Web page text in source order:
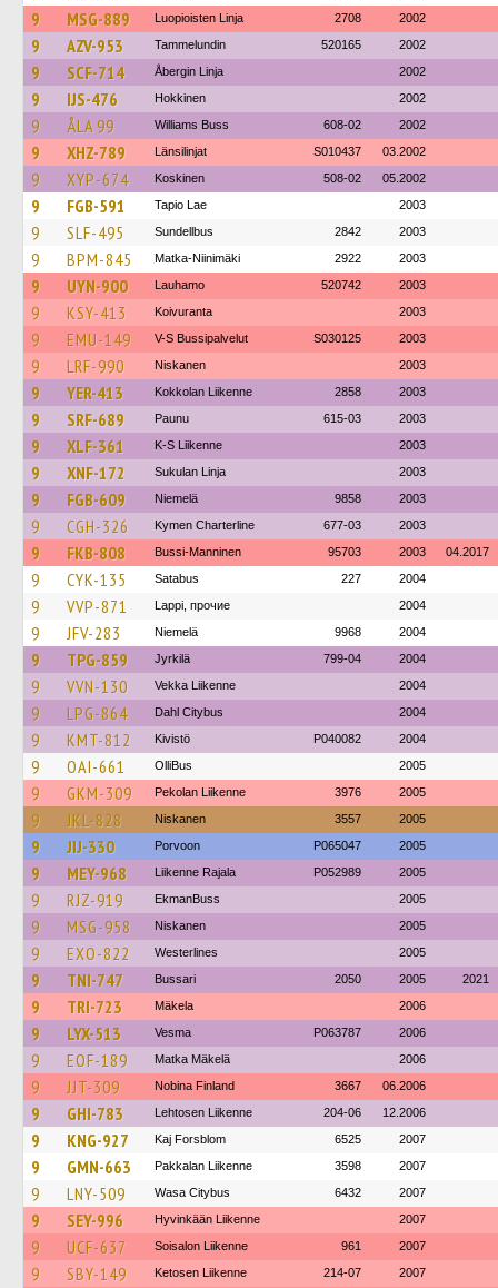
9 MSG-889 Luopioisten Linja 2708 2002
9 AZV-953 Tammelundin 520165 2002
9 SCF-714 Åbergin Linja 2002
9 IJS-476 Hokkinen 2002
9 ÅLA 99 Williams Buss 608-02 2002
9 XHZ-789 Länsilinjat S010437 03.2002
9 XYP-674 Koskinen 508-02 05.2002
9 FGB-591 Tapio Lae 2003
9 SLF-495 Sundellbus 2842 2003
9 BPM-845 Matka-Niinimäki 2922 2003
9 UYN-900 Lauhamo 520742 2003
9 KSY-413 Koivuranta 2003
9 EMU-149 V-S Bussipalvelut S030125 2003
9 LRF-990 Niskanen 2003
9 YER-413 Kokkolan Liikenne 2858 2003
9 SRF-689 Paunu 615-03 2003
9 XLF-361 K-S Liikenne 2003
9 XNF-172 Sukulan Linja 2003
9 FGB-609 Niemelä 9858 2003
9 CGH-326 Kymen Charterline 677-03 2003
9 FKB-808 Bussi-Manninen 95703 2003 04.2017
9 CYK-135 Satabus 227 2004
9 VVP-871 Lappi, прочие 2004
9 JFV-283 Niemelä 9968 2004
9 TPG-859 Jyrkilä 799-04 2004
9 VVN-130 Vekka Liikenne 2004
9 LPG-864 Dahl Citybus 2004
9 KMT-812 Kivistö P040082 2004
9 OAI-661 OlliBus 2005
9 GKM-309 Pekolan Liikenne 3976 2005
9 JKL-828 Niskanen 3557 2005
9 JIJ-330 Porvoon P065047 2005
9 MEY-968 Liikenne Rajala P052989 2005
9 RJZ-919 EkmanBuss 2005
9 MSG-958 Niskanen 2005
9 EXO-822 Westerlines 2005
9 TNI-747 Bussari 2050 2005 2021
9 TRI-723 Mäkela 2006
9 LYX-513 Vesma P063787 2006
9 EOF-189 Matka Mäkelä 2006
9 JJT-309 Nobina Finland 3667 06.2006
9 GHI-783 Lehtosen Liikenne 204-06 12.2006
9 KNG-927 Kaj Forsblom 6525 2007
9 GMN-663 Pakkalan Liikenne 3598 2007
9 LNY-509 Wasa Citybus 6432 2007
9 SEY-996 Hyvinkään Liikenne 2007
9 UCF-637 Soisalon Liikenne 961 2007
9 SBY-149 Ketosen Liikenne 214-07 2007